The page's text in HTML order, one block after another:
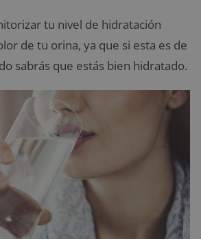
tu nivel de hidratación
de tu orina, ya que si esta es de
sabrás que estás bien hidratado.